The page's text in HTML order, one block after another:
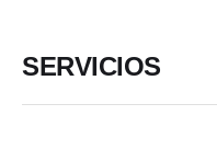
SERVICIOS